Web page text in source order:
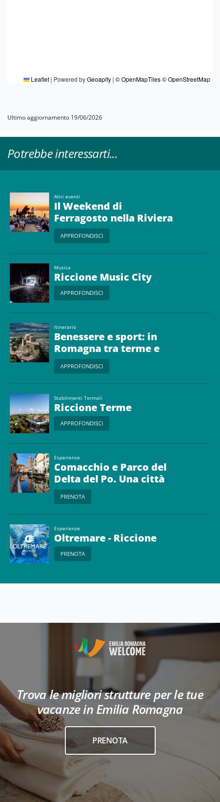
Leaflet | Powered byGeoapify | © OpenMapTiles© OpenStreetMap
Ultimo aggiornamento 19/06/2026
Potrebbe interessarti...
Altri eventi
Il Weekend di
Ferragosto nella Riviera
di Rimini fra fuochi e
concerti!
APPROFONDISCI
Musica
Riccione Music City
APPROFONDISCI
Itinerario
Benessere e sport: in
Romagna tra terme e
bici
APPROFONDISCI
Stabilimenti Termali
Riccione Terme
APPROFONDISCI
Esperienze
Comacchio e Parco del
Delta del Po. Una città
sull’acqua
PRENOTA
Esperienze
Oltremare - Riccione
PRENOTA
Trova le migliori strutture per le tue
vacanze in Emilia Romagna
PRENOTA